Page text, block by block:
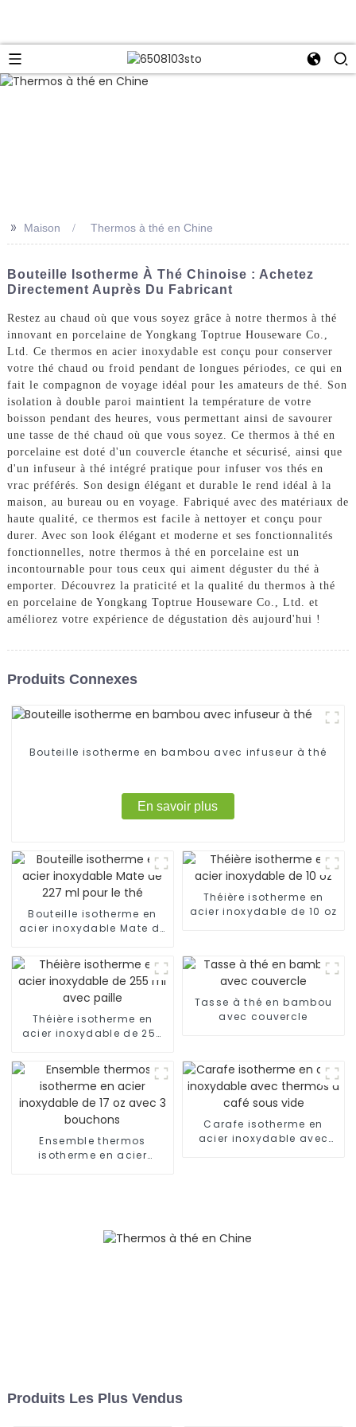
>> Maison Thermos à thé en Chine
Bouteille Isotherme À Thé Chinoise : Achetez
Directement Auprès Du Fabricant
Restez au chaud où que vous soyez grâce à notre thermos à thé
innovant en porcelaine de Yongkang Toptrue Houseware Co.,
Ltd. Ce thermos en acier inoxydable est conçu pour conserver
votre thé chaud ou froid pendant de longues périodes, ce qui en
fait le compagnon de voyage idéal pour les amateurs de thé. Son
isolation à double paroi maintient la température de votre
boisson pendant des heures, vous permettant ainsi de savourer
une tasse de thé chaud où que vous soyez. Ce thermos à thé en
porcelaine est doté d'un couvercle étanche et sécurisé, ainsi que
d'un infuseur à thé intégré pratique pour infuser vos thés en
vrac préférés. Son design élégant et durable le rend idéal à la
maison, au bureau ou en voyage. Fabriqué avec des matériaux de
haute qualité, ce thermos est facile à nettoyer et conçu pour
durer. Avec son look élégant et moderne et ses fonctionnalités
fonctionnelles, notre thermos à thé en porcelaine est un
incontournable pour tous ceux qui aiment déguster du thé à
emporter. Découvrez la praticité et la qualité du thermos à thé
en porcelaine de Yongkang Toptrue Houseware Co., Ltd. et
améliorez votre expérience de dégustation dès aujourd'hui !
Produits Connexes
Bouteille isotherme en bambou avec infuseur à thé
En savoir plus
Bouteille isotherme en
acier inoxydable Mate de
Théière isotherme en
acier inoxydable de 10 oz
Théière isotherme en
acier inoxydable de 255
Tasse à thé en bambou
avec couvercle
Ensemble thermos
isotherme en acier
Carafe isotherme en
acier inoxydable avec
Produits Les Plus Vendus